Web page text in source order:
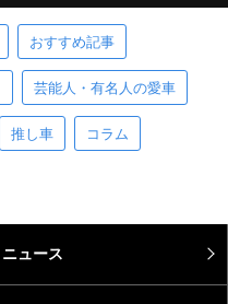
おすすめ記事
芸能人・有名人の愛車
推し車 コラム
ニュース